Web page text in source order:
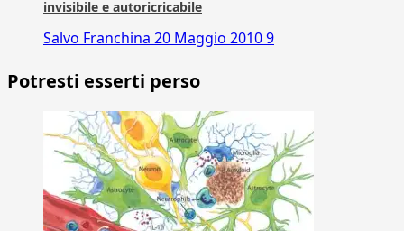
invisibile e autoricricabile
Salvo Franchina 20 Maggio 20109
Potresti esserti perso